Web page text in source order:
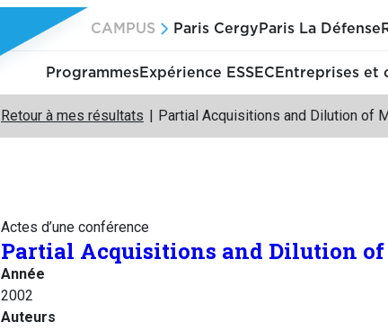
CAMPUS Paris Cergy Paris La Défense
ProgrammesExpérience ESSEC Entreprises et
Retour à mes résultats Partial Acquisitions and Dilution of
Actes d’une conférence
Partial Acquisitions and Dilution
Année
2002
Auteurs